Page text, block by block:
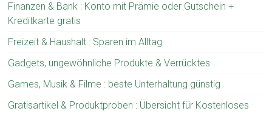
Finanzen & Bank : Konto mit Prämie oder Gutschein +
Kreditkarte gratis
Freizeit & Haushalt : Sparen im Alltag
Gadgets, ungewöhnliche Produkte & Verrücktes
Games, Musik & Filme : beste Unterhaltung günstig
Gratisartikel & Produktproben : Übersicht für Kostenloses